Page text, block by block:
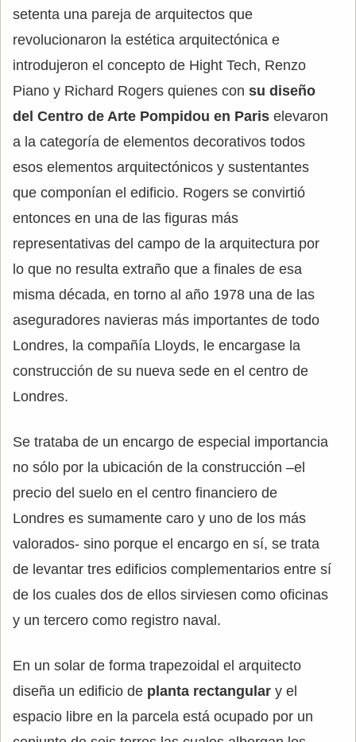
setenta una pareja de arquitectos que
revolucionaron la estética arquitectónica e
introdujeron el concepto de Hight Tech, Renzo
Piano y Richard Rogers quienes con su diseño
del Centro de Arte Pompidou en Paris elevaron
a la categoría de elementos decorativos todos
esos elementos arquitectónicos y sustentantes
que componían el edificio. Rogers se convirtió
entonces en una de las figuras más
representativas del campo de la arquitectura por
lo que no resulta extraño que a finales de esa
misma década, en torno al año 1978 una de las
aseguradores navieras más importantes de todo
Londres, la compañía Lloyds, le encargase la
construcción de su nueva sede en el centro de
Londres.
Se trataba de un encargo de especial importancia
no sólo por la ubicación de la construcción –el
precio del suelo en el centro financiero de
Londres es sumamente caro y uno de los más
valorados- sino porque el encargo en sí, se trata
de levantar tres edificios complementarios entre sí
de los cuales dos de ellos sirviesen como oficinas
y un tercero como registro naval.
En un solar de forma trapezoidal el arquitecto
diseña un edificio de planta rectangular y el
espacio libre en la parcela está ocupado por un